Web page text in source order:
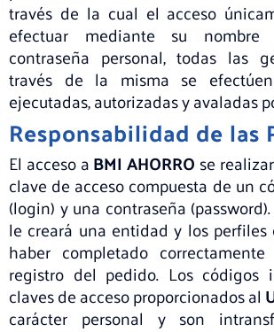
través de la cual el acceso
efectuar mediante su
contraseña personal, todas las
través de la misma se
ejecutadas, autorizadas y avaladas
Responsabilidad de las
El acceso aBMI AHORRO se
clave de acceso compuesta de un
(login) y una contraseña
le creará una entidad y los perfiles
haber completado
registro del pedido. Los códigos
claves de acceso proporcionados al
carácter personal y son